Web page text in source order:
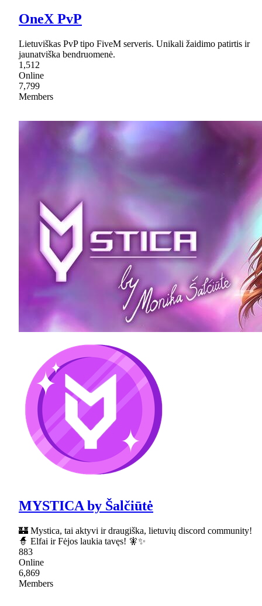
OneX PvP
Lietuviškas PvP tipo FiveM serveris. Unikali žaidimo patirtis ir
jaunatviška bendruomenė.
1,512
Online
7,799
Members
MYSTICA by Šalčiūtė
🏰 Mystica, tai aktyvi ir draugiška, lietuvių discord community!
🧙 Elfai ir Fėjos laukia tavęs! 🧚✨
883
Online
6,869
Members